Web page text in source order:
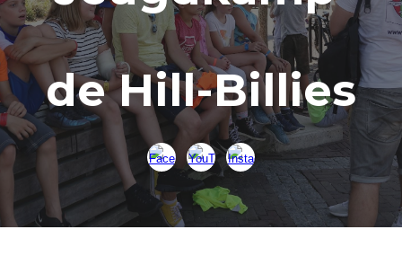
de Hill-Billies